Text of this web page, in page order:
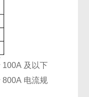
及以下
电流规